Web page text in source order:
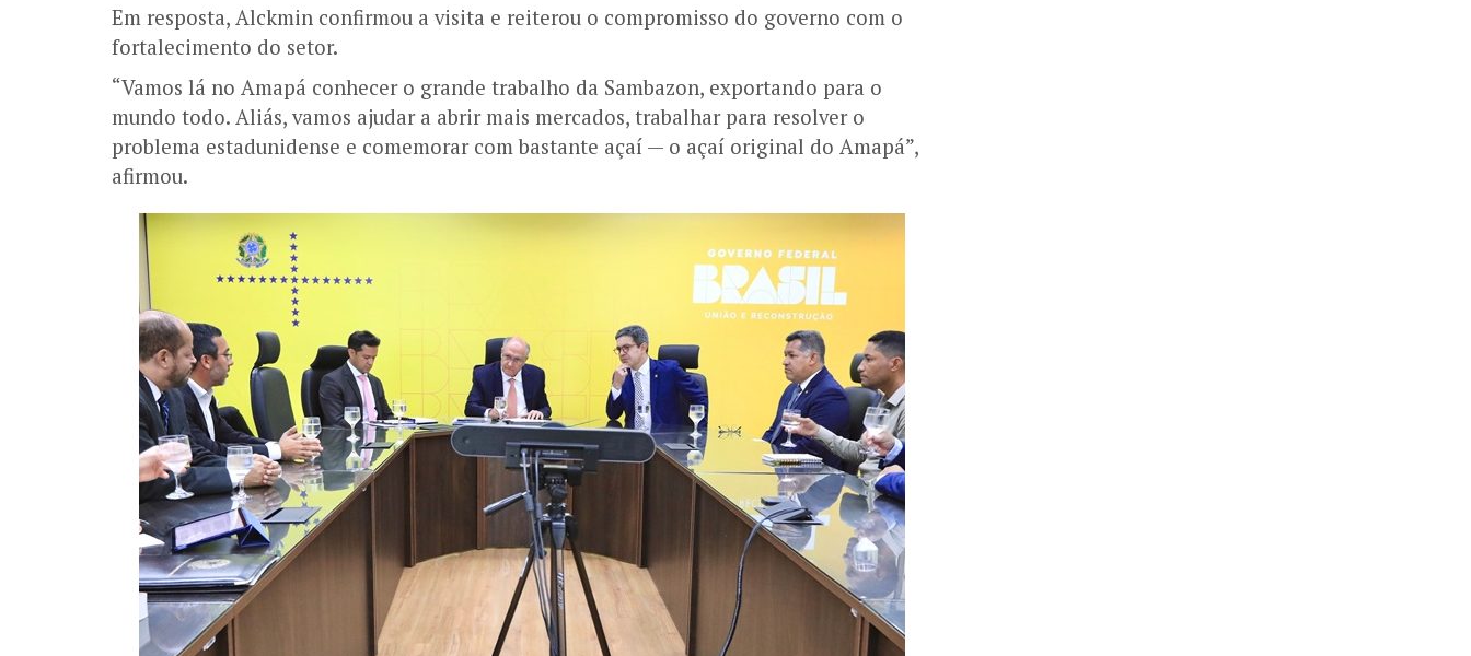
Em resposta, Alckmin confirmou a visita e reiterou o compromisso do governo com o
fortalecimento do setor.
“Vamos lá no Amapá conhecer o grande trabalho da Sambazon, exportando para o
mundo todo. Aliás, vamos ajudar a abrir mais mercados, trabalhar para resolver o
problema estadunidense e comemorar com bastante açaí — o açaí original do Amapá”,
afirmou.